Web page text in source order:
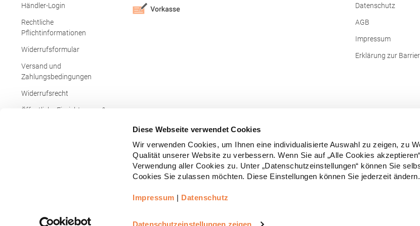
Diese Webseite verwendet Cookies
Wir verwenden Cookies, um Ihnen eine individualisierte Auswahl zu zeigen, zu
Qualität unserer Website zu verbessern. Wenn Sie auf „Alle Cookies
Verwendung aller Cookies zu. Unter „Datenschutzeinstellungen“ können Sie
Cookies Sie zulassen möchten. Diese Einstellungen können Sie jederzeit ändern.
Impressum | Datenschutz
Datenschutzeinstellungen zeigen
Hersteller: Fruit of the
Ltd., Unit 6, Lisfannon
Donegal, F93 Y2NA
Händler-Login
Rechtliche
Pflichtinformationen
Widerrufsformular
Versand und
Zahlungsbedingungen
Widerrufsrecht
Öffentliche Einrichtungen &
Datenschutz
AGB
Impressum
Erklärung zur
Realisiert durch
arboro GmbH